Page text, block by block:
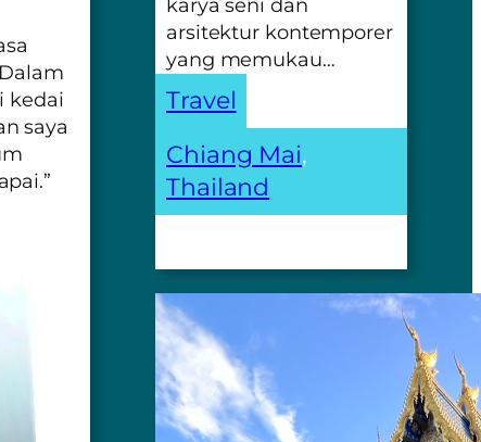
kedai
saya
karya seni dan
arsitektur kontemporer
yang memukau…
Travel
Chiang Mai
Thailand